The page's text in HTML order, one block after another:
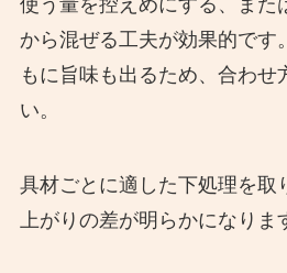
使う量を控えめにする、また
から混ぜる工夫が効果的です
もに旨味も出るため、合わせ
い。
具材ごとに適した下処理を取
上がりの差が明らかになりま